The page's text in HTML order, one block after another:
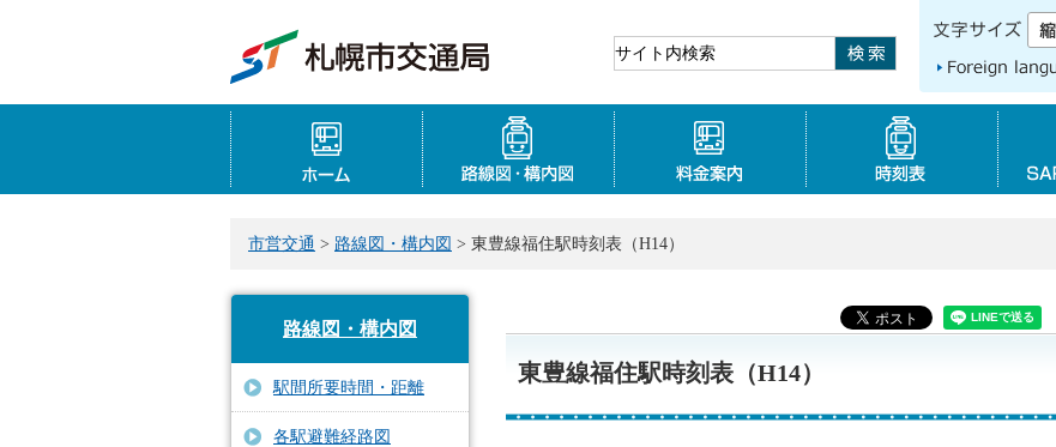
Foreign language
ホーム 路線図・構内図 料金案内 時刻表
市営交通 > 路線図・構内図 > 東豊線福住駅時刻表（H14）
路線図・構内図
駅間所要時間・距離
各駅避難経路図
東豊線福住駅時刻表（H14）